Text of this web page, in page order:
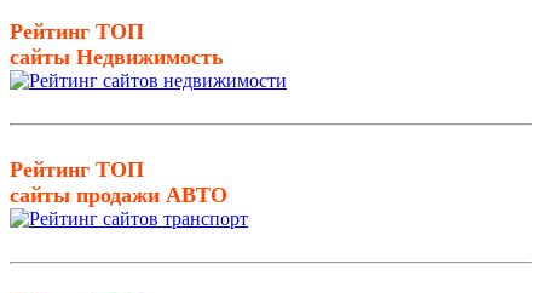
Рейтинг ТОП
сайты Недвижимость
Рейтинг ТОП
сайты продажи АВТО